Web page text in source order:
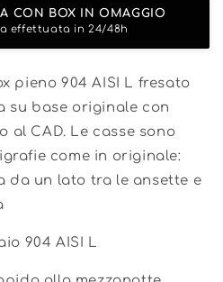
CON BOX IN OMAGGIO
effettuata in 24/48h
pieno 904 AISI L fresato
su base originale con
al CAD. Le casse sono
come in originale:
da un lato tra le ansette e
904 AISI L